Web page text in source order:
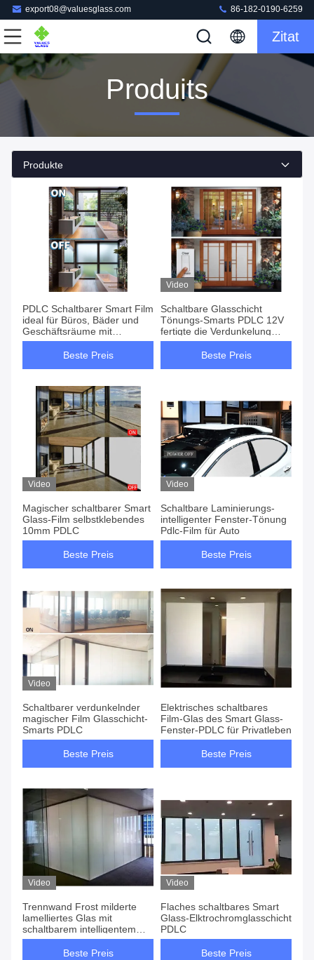
export08@valuesglass.com 86-182-0190-6259
Zitat
Produits
Produkte
PDLC Schaltbarer Smart Film
ideal für Büros, Bäder und
Geschäftsräume mit
sofortiger Privatsphäre und
Tageslichtoptimierung
Beste Preis
Video
Schaltbare Glasschicht
Tönungs-Smarts PDLC 12V
fertigte die Verdunkelung
besonders an, die für Auto
dekorativ istBeste Preis
Video
Magischer schaltbarer Smart
Glass-Film selbstklebendes
10mm PDLC
Beste Preis
Video
Schaltbare Laminierungs-
intelligenter Fenster-Tönung
Pdlc-Film für Auto
Beste Preis
Video
Schaltbarer verdunkelnder
magischer Film Glasschicht-
Smarts PDLC
Beste Preis
Elektrisches schaltbares
Film-Glas des Smart Glass-
Fenster-PDLC für Privatleben
Beste Preis
Video
Trennwand Frost milderte
lamelliertes Glas mit
schaltbarem intelligentem
Film
Beste Preis
Video
Flaches schaltbares Smart
Glass-Elktrochromglasschicht
PDLC
Beste Preis